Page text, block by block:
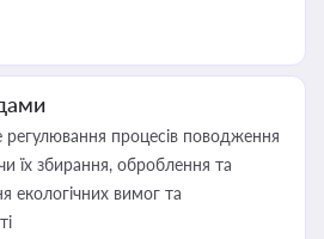
діяльності
регулювання процесів поводження
їх збирання, оброблення та
екологічних вимог та